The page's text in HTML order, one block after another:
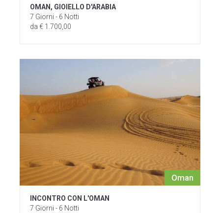
OMAN, GIOIELLO D'ARABIA
7 Giorni - 6 Notti
da € 1.700,00
Oman
INCONTRO CON L'OMAN
7 Giorni - 6 Notti